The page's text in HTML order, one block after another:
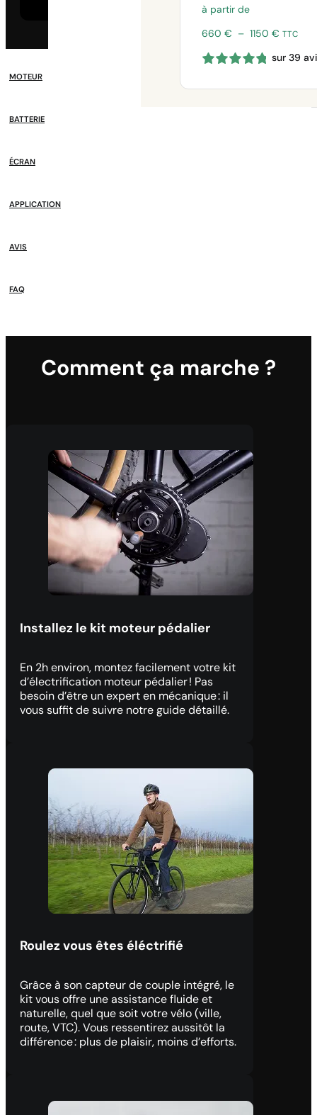
à partir de
660 € – 1150 € Plage
prix :
à
TTC
sur 39
MOTEUR
BATTERIE
ÉCRAN
APPLICATION
AVIS
FAQ
Comment ça marche ?
Installez le kit moteur pédalier
En 2h environ, montez facilement votre kit
d’électrification moteur pédalier ! Pas
besoin d’être un expert en mécanique : il
vous suffit de suivre notre guide détaillé.
Roulez vous êtes éléctrifié
Grâce à son capteur de couple intégré, le
kit vous offre une assistance fluide et
naturelle, quel que soit votre vélo (ville,
route, VTC). Vous ressentirez aussitôt la
différence : plus de plaisir, moins d’efforts.